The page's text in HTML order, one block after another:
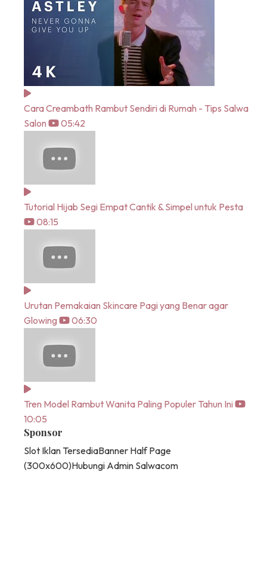
Cara Creambath Rambut Sendiri di Rumah - Tips Salwa
Salon
05:42
Tutorial Hijab Segi Empat Cantik & Simpel untuk Pesta
08:15
Urutan Pemakaian Skincare Pagi yang Benar agar
Glowing
06:30
Tren Model Rambut Wanita Paling Populer Tahun Ini
10:05
Sponsor
Slot Iklan TersediaBanner Half Page
(300x600)Hubungi Admin Salwacom